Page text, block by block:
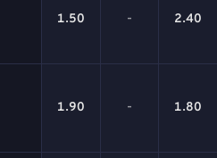
1.50 - 2.40
1.90 - 1.80